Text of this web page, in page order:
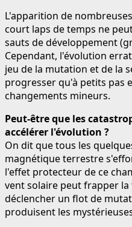
L'apparition de
court laps de temps ne
sauts de développement
Cependant, l'évolution
jeu de la mutation et de la
progresser qu'à petits pas
changements mineurs.
Peut-être que les
accélérer l'évolution ?
On dit que tous les
magnétique terrestre
l'effet protecteur de ce
vent solaire peut frapper
déclencher un flot de
produisent les